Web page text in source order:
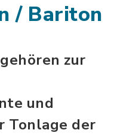
/ Bariton
zur
und
Tonlage der